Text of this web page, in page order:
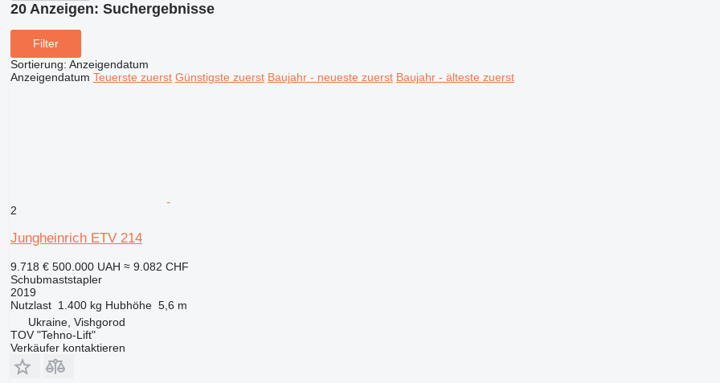
20 Anzeigen: Suchergebnisse
Filter
Sortierung: Anzeigendatum
Anzeigendatum Teuerste zuerst Günstigste zuerst Baujahr - neueste zuerst Baujahr - älteste zuerst
2
Jungheinrich ETV 214
9.718 € 500.000 UAH ≈ 9.082 CHF
Schubmaststapler
2019
Nutzlast 1.400 kg Hubhöhe 5,6 m
Ukraine, Vishgorod
TOV "Tehno-Lift"
Verkäufer kontaktieren